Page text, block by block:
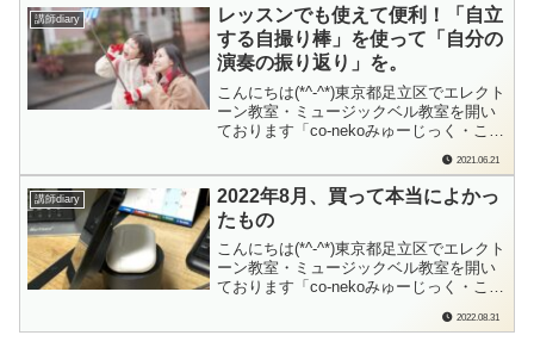
ちらが11月に食い込みました(;^ω^)お待
たせいたしました。一部の方には絶大な
人気を誇る（！？）買っ...
講師diary
レッスンでも使えて便利！「自立
する自撮り棒」を使って「自分の
演奏の振り返り」を。
こんにちは(*^-^*)東京都足立区でエレクト
ーン教室・ミュージックベル教室を開い
ております「co-nekoみゅーじっく・こね
す。今日は私の愛用品を１つ…と言って
も、この存在を知ったのは今年になって
から。ちょっと意外なところ（？）で知
りました。これです！小さくなるし...
2021.06.21
講師diary
2022年8月、買って本当によかっ
たもの
こんにちは(*^-^*)東京都足立区でエレクト
ーン教室・ミュージックベル教室を開い
ております「co-nekoみゅーじっく・こね
す。先月、Amazonのプライムデーでい
2022.08.31